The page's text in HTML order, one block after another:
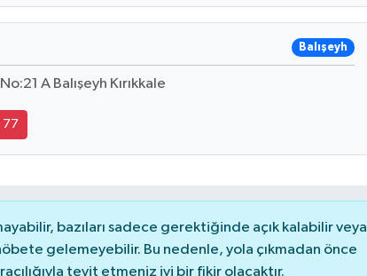
Balışeyh
A Balışeyh Kırıkkale
77
bazıları sadece gerektiğinde açık kalabilir veya
gelemeyebilir. Bu nedenle, yola çıkmadan önce
teyit etmeniz iyi bir fikir olacaktır.